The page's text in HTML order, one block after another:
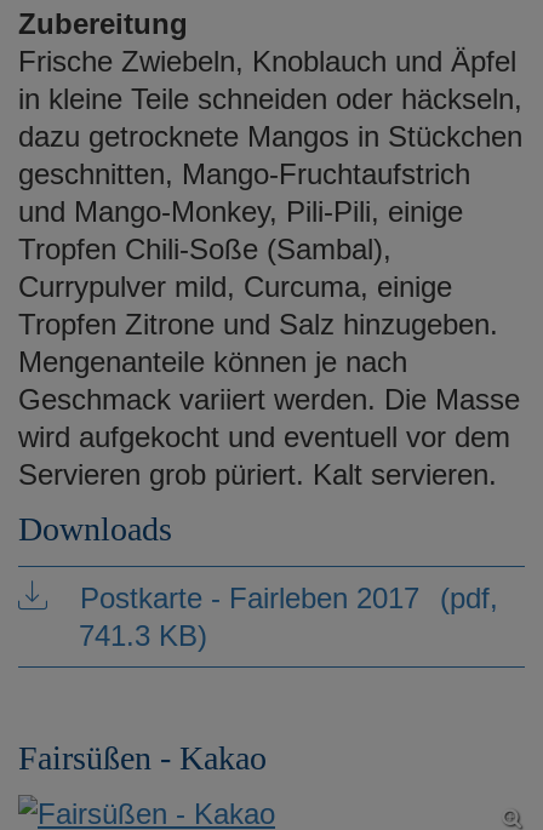
Zubereitung
Frische Zwiebeln, Knoblauch und Äpfel
in kleine Teile schneiden oder häckseln,
dazu getrocknete Mangos in Stückchen
geschnitten, Mango-Fruchtaufstrich
und Mango-Monkey, Pili-Pili, einige
Tropfen Chili-Soße (Sambal),
Currypulver mild, Curcuma, einige
Tropfen Zitrone und Salz hinzugeben.
Mengenanteile können je nach
Geschmack variiert werden. Die Masse
wird aufgekocht und eventuell vor dem
Servieren grob püriert. Kalt servieren.
Downloads
Postkarte - Fairleben 2017
(pdf,
741.3 KB)
Fairsüßen - Kakao